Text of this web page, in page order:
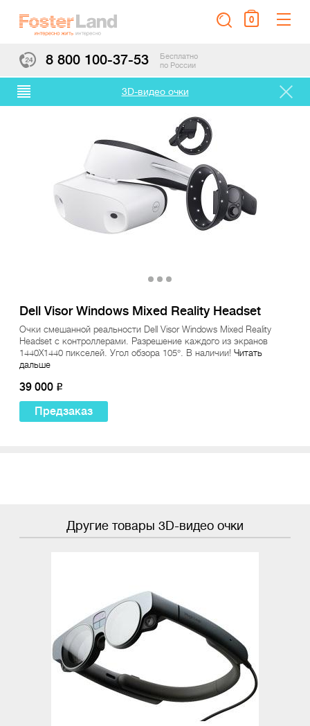
0
8 800 100-37-53
Бесплатно
по России
3D-видео очки
Dell Visor Windows Mixed Reality Headset
Очки смешанной реальности Dell Visor Windows Mixed Reality
Headset с контроллерами. Разрешение каждого из экранов
1440X1440 пикселей. Угол обзора 105°. В наличии!Читать
дальше
39 000 o
Предзаказ
Другие товары 3D-видео очки